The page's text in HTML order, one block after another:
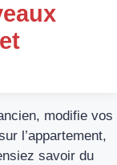
modifie vos
l’appartement,
savoir du